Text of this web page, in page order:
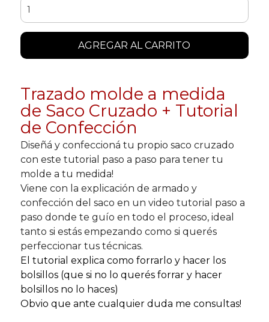
AGREGAR AL CARRITO
Trazado molde a medida
de Saco Cruzado + Tutorial
de Confección
Diseñá y confeccioná tu propio saco cruzado
con este tutorial paso a paso para tener tu
molde a tu medida!
Viene con la explicación de armado y
confección del saco en un video tutorial paso a
paso donde te guío en todo el proceso, ideal
tanto si estás empezando como si querés
perfeccionar tus técnicas.
El tutorial explica como forrarlo y hacer los
bolsillos (que si no lo querés forrar y hacer
bolsillos no lo haces)
Obvio que ante cualquier duda me consultas!